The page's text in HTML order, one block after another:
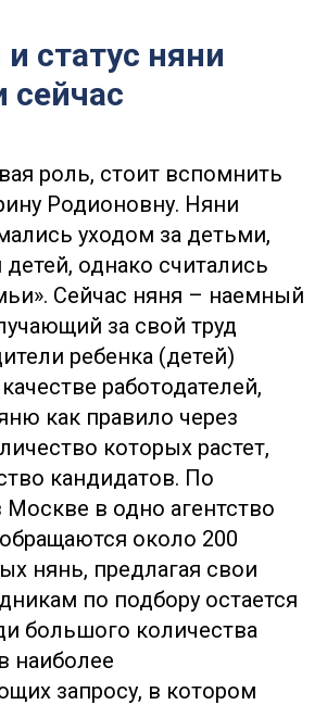
статус няни
сейчас
роль, стоит вспомнить
Родионовну. Няни
уходом за детьми,
однако считались
Сейчас няня – наемный
за свой труд
ребенка (детей)
работодателей,
как правило через
которых растет,
кандидатов. По
Москве в одно агентство
около 200
нянь, предлагая свои
по подбору остается
большого количества
наиболее
запросу, в котором